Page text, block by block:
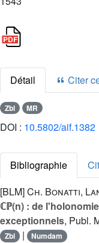
Détail Citer
Zbl MR
DOI : 10.5802/aif.1382
Bibliographie
[BLM]Ch. Bonatti,
ℂℙ(n) : de
exceptionnels, Publ.
Zbl | Numdam